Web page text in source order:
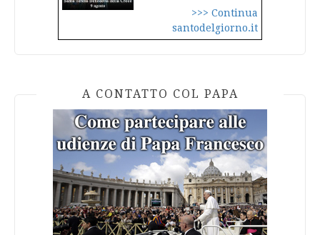
>>> Continua
santodelgiorno.it
A CONTATTO COL PAPA